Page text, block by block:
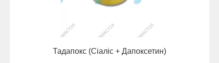
Тадапокс (Сіаліс + Дапоксетин)